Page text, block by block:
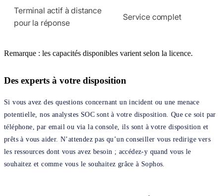
Terminal actif à distance
pour la réponse
Service complet
Remarque : les capacités disponibles varient selon la licence.
Des experts à votre disposition
Si vous avez des questions concernant un incident ou une menace
potentielle, nos analystes SOC sont à votre disposition. Que ce soit par
téléphone, par email ou via la console, ils sont à votre disposition et
prêts à vous aider. N’attendez pas qu’un conseiller vous redirige vers
les ressources dont vous avez besoin ; accédez-y quand vous le
souhaitez et comme vous le souhaitez grâce à Sophos.